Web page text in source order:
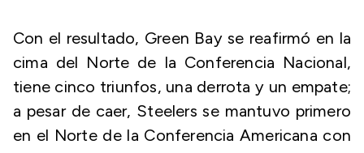
Con el resultado, Green Bay se reafirmó en la
cima del Norte de la Conferencia Nacional,
tiene cinco triunfos, una derrota y un empate;
a pesar de caer, Steelers se mantuvo primero
en el Norte de la Conferencia Americana con